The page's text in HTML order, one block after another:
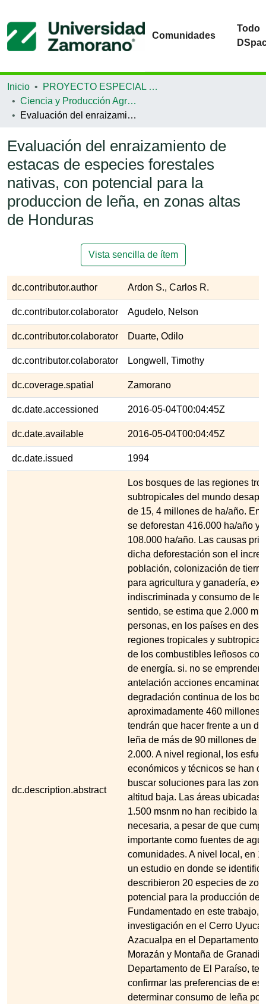
Comunidades
Todo
Inicio
PROYECTO ESPECIAL DE GRADUACIÓN
Ciencia y Producción Agropecuaria
Evaluación del enraizamiento de estacas de especies forestales nativas, con potencial para la produccion de leña, en zonas altas de Honduras
Evaluación del enraizamiento de
estacas de especies forestales
nativas, con potencial para la
produccion de leña, en zonas altas
de Honduras
Vista sencilla de ítem
dc.contributor.author Ardon S., Carlos R.
dc.contributor.colaborator Agudelo, Nelson
dc.contributor.colaborator Duarte, Odilo
dc.contributor.colaborator Longwell, Timothy
dc.coverage.spatial Zamorano
dc.date.accessioned 2016-05-04T00:04:45Z
dc.date.available 2016-05-04T00:04:45Z
dc.date.issued 1994
dc.description.abstract
Los bosques de las regiones
subtropicales del mundo
de 15, 4 millones de ha/año. En
se deforestan 416.000 ha/año y
108.000 ha/año. Las causas
dicha deforestación son el
población, colonización de
para agricultura y ganadería,
indiscriminada y consumo de
sentido, se estima que 2.000
personas, en los países en
regiones tropicales y
de los combustibles leñosos
de energía. si. no se
antelación acciones
degradación continua de los
aproximadamente 460 millones
tendrán que hacer frente a un
leña de más de 90 millones de
2.000. A nivel regional, los
económicos y técnicos se han
buscar soluciones para las
altitud baja. Las áreas ubicadas
1.500 msnm no han recibido la
necesaria, a pesar de que
importante como fuentes de
comunidades. A nivel local, en
un estudio en donde se
describieron 20 especies de
potencial para la producción de
Fundamentado en este trabajo,
investigación en el Cerro Uyuca
Azacualpa en el Departamento
Morazán y Montaña de
Departamento de El Paraíso,
confirmar las preferencias de
determinar consumo de leña